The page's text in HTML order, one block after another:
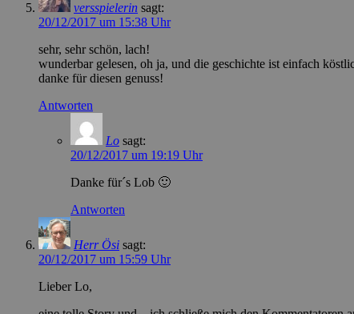
versspielerin sagt:
20/12/2017 um 15:38 Uhr
sehr, sehr schön, lach!
wunderbar gelesen, oh ja, und die geschichte ist einfach
danke für diesen genuss!
Antworten
Lo sagt:
20/12/2017 um 19:19 Uhr
Danke für´s Lob 🙂
Antworten
Herr Ösi sagt:
20/12/2017 um 15:59 Uhr
Lieber Lo,